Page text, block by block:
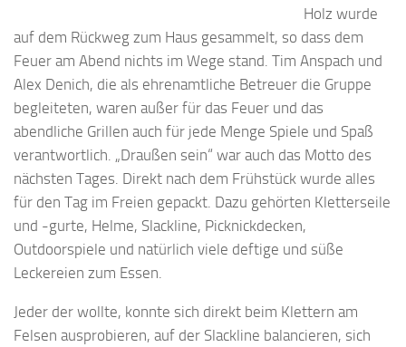
Holz wurde
auf dem Rückweg zum Haus gesammelt, so dass dem
Feuer am Abend nichts im Wege stand. Tim Anspach und
Alex Denich, die als ehrenamtliche Betreuer die Gruppe
begleiteten, waren außer für das Feuer und das
abendliche Grillen auch für jede Menge Spiele und Spaß
verantwortlich. „Draußen sein“ war auch das Motto des
nächsten Tages. Direkt nach dem Frühstück wurde alles
für den Tag im Freien gepackt. Dazu gehörten Kletterseile
und -gurte, Helme, Slackline, Picknickdecken,
Outdoorspiele und natürlich viele deftige und süße
Leckereien zum Essen.
Jeder der wollte, konnte sich direkt beim Klettern am
Felsen ausprobieren, auf der Slackline balancieren, sich